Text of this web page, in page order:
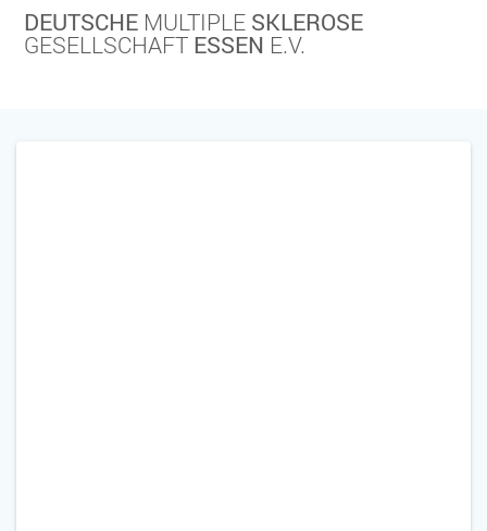
Skip
to
content
DEUTSCHE MULTIPLE SKLEROSE
GESELLSCHAFT ESSEN E.V.